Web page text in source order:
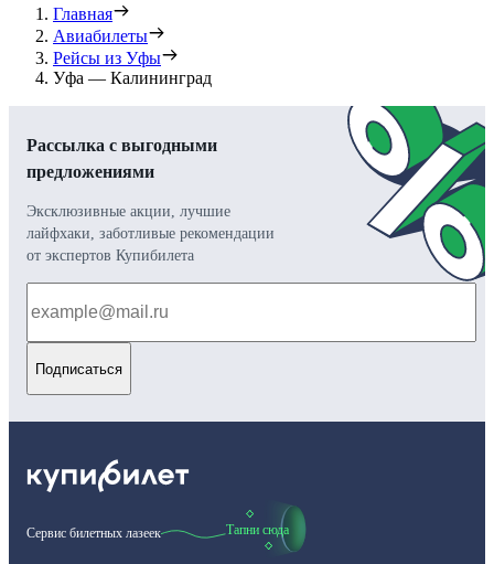
Главная
Авиабилеты
Рейсы из Уфы
Уфа — Калининград
Рассылка с выгодными
предложениями
Эксклюзивные акции, лучшие
лайфхаки, заботливые рекомендации
от экспертов Купибилета
Подписаться
Сервис билетных лазеек Тапни сюда